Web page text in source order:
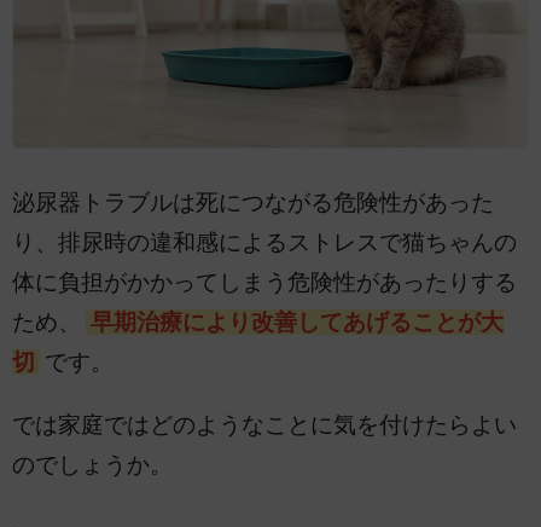
泌尿器トラブルは死につながる危険性があった
り、排尿時の違和感によるストレスで猫ちゃんの
体に負担がかかってしまう危険性があったりする
ため、
早期治療により改善してあげることが大
切 です。
では家庭ではどのようなことに気を付けたらよい
のでしょうか。